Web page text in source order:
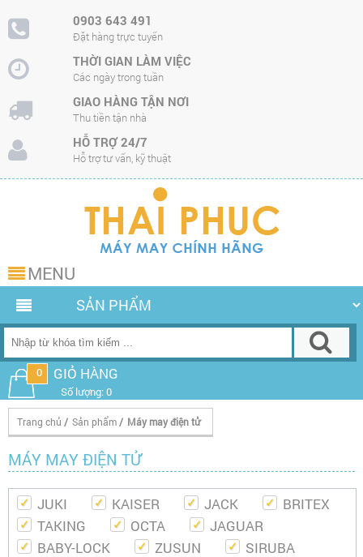
0903 643 491
Đặt hàng trực tuyến
THỜI GIAN LÀM VIỆC
Các ngày trong tuần
GIAO HÀNG TẬN NƠI
Thu tiền tận nhà
HỖ TRỢ 24/7
Hỗ trợ tư vấn, kỹ thuật
MENU
0 GIỎ HÀNG
Số lượng: 0
Trang chủ / Sản phẩm / Máy may điện tử
MÁY MAY ĐIỆN TỬ
JUKI KAISER JACK
BRITEX
TAKING
OCTA
JAGUAR
BABY-LOCK
ZUSUN
SIRUBA